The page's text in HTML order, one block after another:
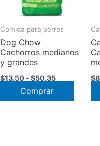
Comida para perros
Dog Chow
Cachorros medianos
y grandes
$13.50 - $50.35
desde
Comprar
$